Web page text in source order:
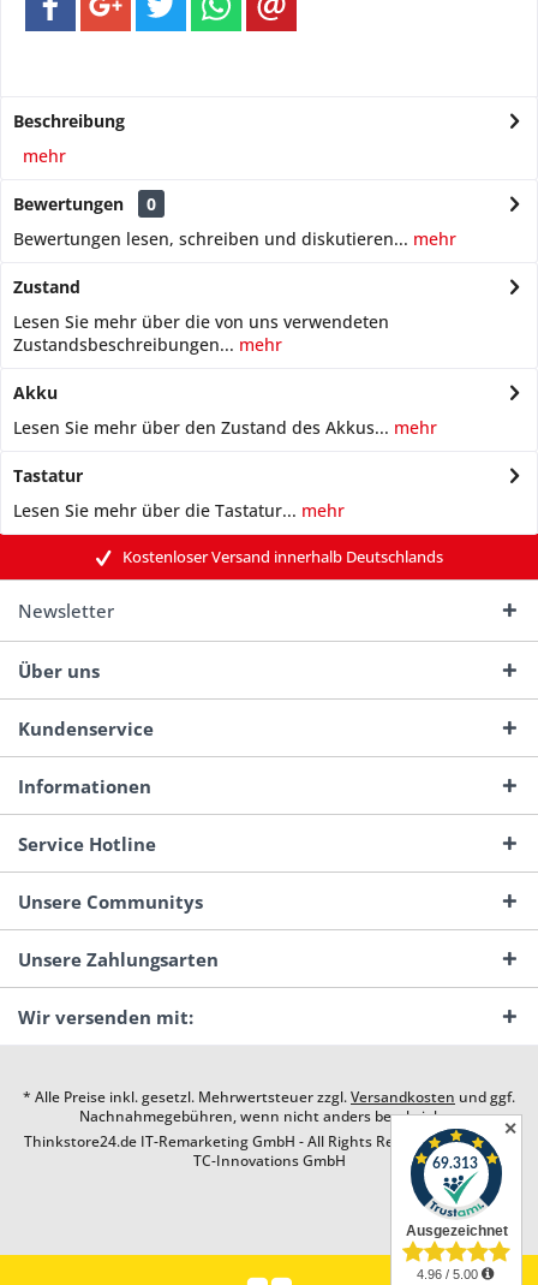
Beschreibung
mehr
Bewertungen
0
Bewertungen lesen, schreiben und diskutieren... mehr
Zustand
Lesen Sie mehr über die von uns verwendeten
Zustandsbeschreibungen... mehr
Akku
Lesen Sie mehr über den Zustand des Akkus... mehr
Tastatur
Lesen Sie mehr über die Tastatur... mehr
Kostenloser Versand innerhalb Deutschlands
Newsletter
Über uns
Kundenservice
Informationen
Service Hotline
Unsere Communitys
Unsere Zahlungsarten
Wir versenden mit:
* Alle Preise inkl. gesetzl. Mehrwertsteuer zzgl.Versandkosten und ggf.
Nachnahmegebühren, wenn nicht anders beschrieben
Thinkstore24.de IT-Remarketing GmbH - All Rights Reserved. Design by
TC-Innovations GmbH
✕